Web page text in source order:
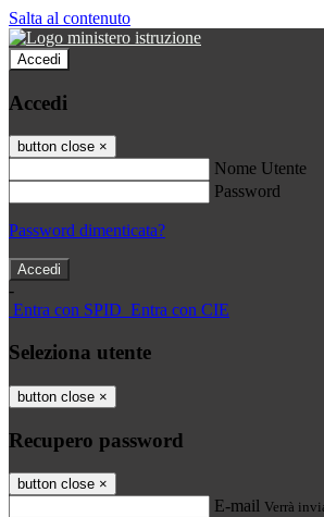
Salta al contenuto
Accedi
Accedi
button close ×
Nome Utente
Password
Password dimenticata?
-
Entra con SPID Entra con CIE
Seleziona utente
button close ×
Recupero password
button close ×
E-mail Verrà